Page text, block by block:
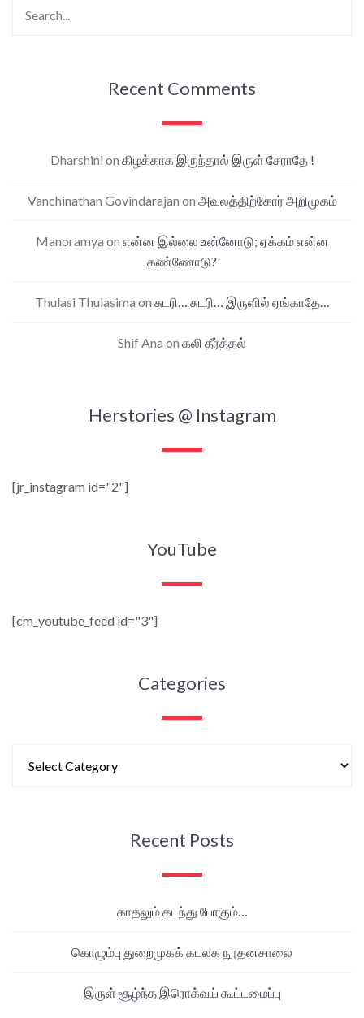
Recent Comments
Dharshini on கிழக்காக இருந்தால் இருள் சேராதே !
Vanchinathan Govindarajan on அவலத்திற்கோர் அறிமுகம்
Manoramya on என்ன இல்லை உன்னோடு; ஏக்கம் என்ன
கண்ணோடு?
Thulasi Thulasima on சுடரி… சுடரி… இருளில் ஏங்காதே…
Shif Ana on கலி தீர்த்தல்
Herstories @ Instagram
[jr_instagram id="2"]
YouTube
[cm_youtube_feed id="3"]
Categories
Recent Posts
காதலும் கடந்து போகும்…
கொழும்பு துறைமுகக் கடலக நூதனசாலை
இருள் சூழ்ந்த இரொக்வய் கூட்டமைப்பு